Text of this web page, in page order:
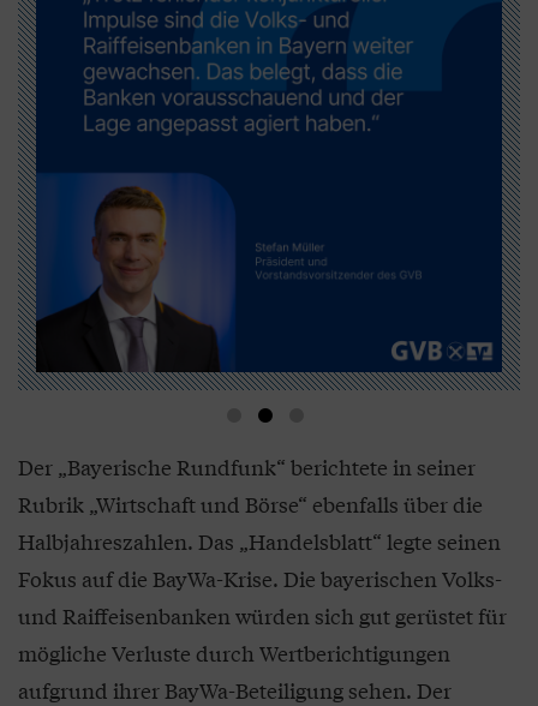
Der „Bayerische Rundfunk“ berichtete in seiner
Rubrik „Wirtschaft und Börse“ ebenfalls über die
Halbjahreszahlen. Das „Handelsblatt“ legte seinen
Fokus auf die BayWa-Krise. Die bayerischen Volks-
und Raiffeisenbanken würden sich gut gerüstet für
mögliche Verluste durch Wertberichtigungen
aufgrund ihrer BayWa-Beteiligung sehen. Der